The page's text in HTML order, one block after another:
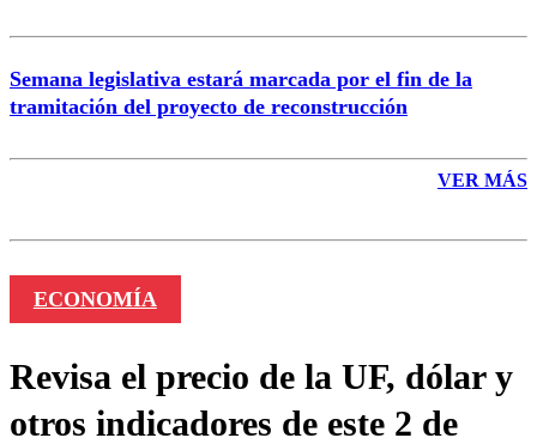
Semana legislativa estará marcada por el fin de la
tramitación del proyecto de reconstrucción
VER MÁS
ECONOMÍA
Revisa el precio de la UF, dólar y
otros indicadores de este 2 de